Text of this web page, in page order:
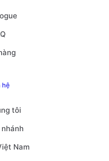
hệ
tôi
Nam